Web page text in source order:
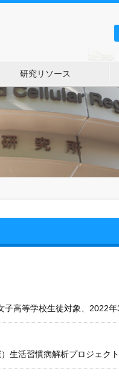
研究リソース
高等学校生徒対象、2022年
生活習慣病解析プロジェク